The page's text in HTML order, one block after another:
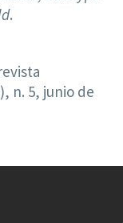
.
), n. 5, junio de